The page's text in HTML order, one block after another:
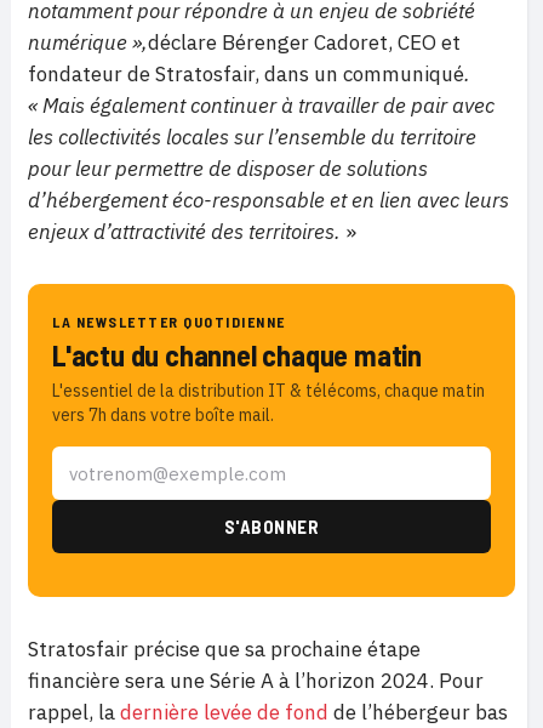
notamment pour répondre à un enjeu de sobriété
numérique »,déclare Bérenger Cadoret, CEO et
fondateur de Stratosfair, dans un communiqué.
« Mais également continuer à travailler de pair avec
les collectivités locales sur l’ensemble du territoire
pour leur permettre de disposer de solutions
d’hébergement éco-responsable et en lien avec leurs
enjeux d’attractivité des territoires. »
LA NEWSLETTER QUOTIDIENNE
L'actu du channel chaque matin
L'essentiel de la distribution IT & télécoms, chaque matin
vers 7h dans votre boîte mail.
Stratosfair précise que sa prochaine étape
financière sera une Série A à l’horizon 2024. Pour
rappel, ladernière levée de fond de l’hébergeur bas